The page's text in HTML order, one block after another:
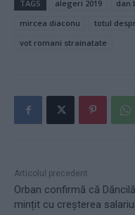
TAGS alegeri 2019 dan
mircea diaconu
totul
vot romani strainatate
Articolul precedent
Orban confirmă că
mințit cu creșterea